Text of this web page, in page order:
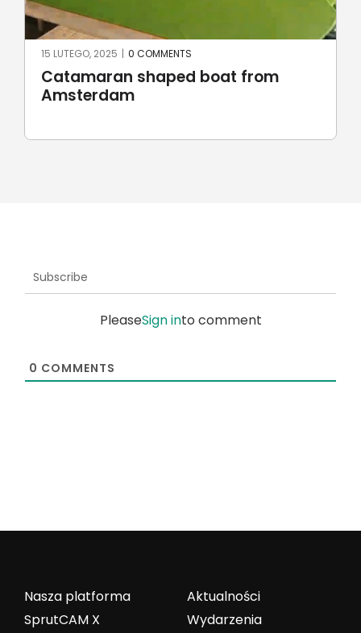
Catamaran shaped boat from
Amsterdam
15 LUTEGO, 2025 | 0 COMMENTS
Subscribe
PleaseSign into comment
0 COMMENTS
Aktualności
Wydarzenia
Nasza platforma
SprutCAM X